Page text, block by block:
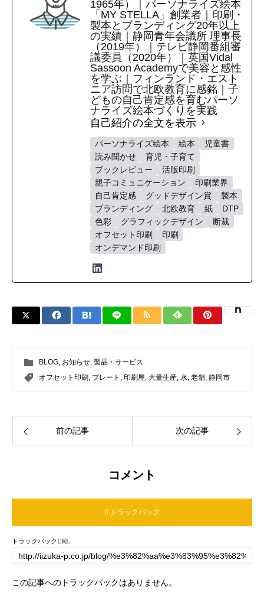
1965年）｜パーソナライズ絵本
「MY STELLA」創業者｜印刷・
製本とブランディング20年以上
の実績｜静岡青年会議所 理事長
（2019年）｜テレビ静岡番組審
議委員（2020年）｜英国Vidal
Sassoon Academyで美容と感性
を学ぶ｜フィンランド・エスト
ニア訪問で北欧教育に感銘｜子
どもの自己肯定感を育むパーソ
ナライズ絵本づくりを実践
自己紹介の全文を表示
パーソナライズ絵本 絵本
児童書
読み聞かせ
育児・子育て
ブックレビュー
活版印刷
親子コミュニケーション
印刷業界
自己肯定感
グッドデザイン賞
製本
ブランディング
北欧教育 紙
DTP
色彩
グラフィックデザイン
断裁
オフセット印刷
印刷
オンデマンド印刷
BLOG, お知らせ, 製品・サービス
オフセット印刷, プレート , 印刷屋, 大量生産, 水, 老舗, 静岡市
前の記事 次の記事
コメント
0 トラックバック
トラックバックURL
この記事へのトラックバックはありません。